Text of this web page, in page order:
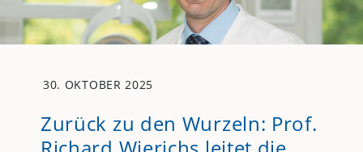
30. OKTOBER 2025
Zurück zu den Wurzeln: Prof.